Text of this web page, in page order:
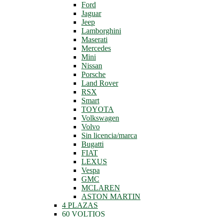
Ford
Jaguar
Jeep
Lamborghini
Maserati
Mercedes
Mini
Nissan
Porsche
Land Rover
RSX
Smart
TOYOTA
Volkswagen
Volvo
Sin licencia/marca
Bugatti
FIAT
LEXUS
Vespa
GMC
MCLAREN
ASTON MARTIN
4 PLAZAS
60 VOLTIOS